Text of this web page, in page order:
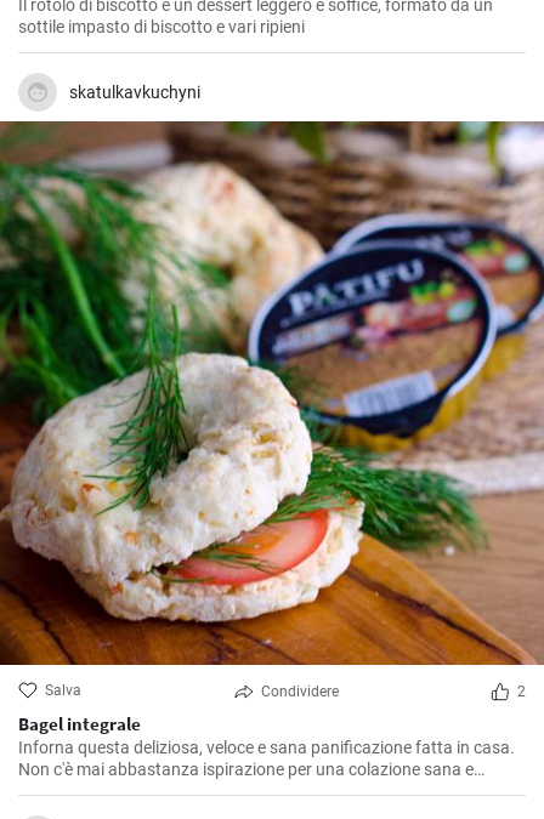
Il rotolo di biscotto è un dessert leggero e soffice, formato da un
sottile impasto di biscotto e vari ripieni
skatulkavkuchyni
Salva Condividere 2
Bagel integrale
Inforna questa deliziosa, veloce e sana panificazione fatta in casa.
Non c'è mai abbastanza ispirazione per una colazione sana e
gustosa.